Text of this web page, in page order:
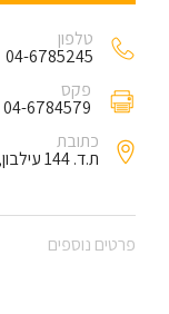
טלפון
04-6785245
פקס
04-6784579
כתובת
ת.ד. 144 עילבון, 16972
פרטים נוספים